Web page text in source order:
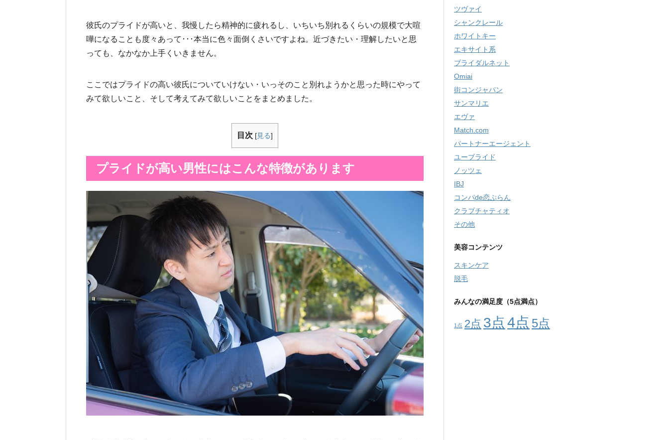
彼氏のプライドが高いと、我慢したら精神的に疲れるし、いちいち別れるくらいの規模で大喧
嘩になることも度々あって･･･本当に色々面倒くさいですよね。近づきたい・理解したいと思
っても、なかなか上手くいきません。
ここではプライドの高い彼氏についていけない・いっそのこと別れようかと思った時にやって
みて欲しいこと、そして考えてみて欲しいことをまとめました。
目次 [見る]
プライドが高い男性にはこんな特徴があります
ツヴァイ
シャンクレール
ホワイトキー
エキサイト系
ブライダルネット
Omiai
街コンジャパン
サンマリエ
エヴァ
Match.com
パートナーエージェント
ユーブライド
ノッツェ
IBJ
コンパde恋ぷらん
クラブチャティオ
その他
美容コンテンツ
スキンケア
脱毛
みんなの満足度（5点満点）
1点 2点 3点4点 5点